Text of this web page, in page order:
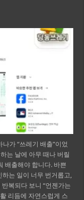
가 “쓰레기 배출”이었
는 날에 아무 때나 버릴
배출해야 합니다. 바쁜
는 일이 너무 번거롭고,
복되다 보니 “언젠가는
리듬에 자연스럽게 스